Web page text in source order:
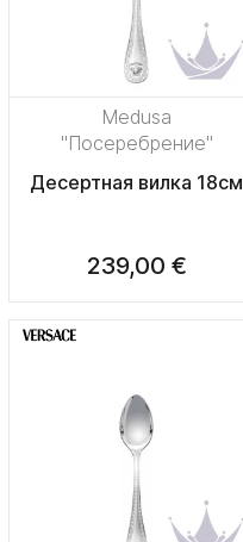
Medusa
"Посеребрение"
Десертная вилка 18см
239,00 €